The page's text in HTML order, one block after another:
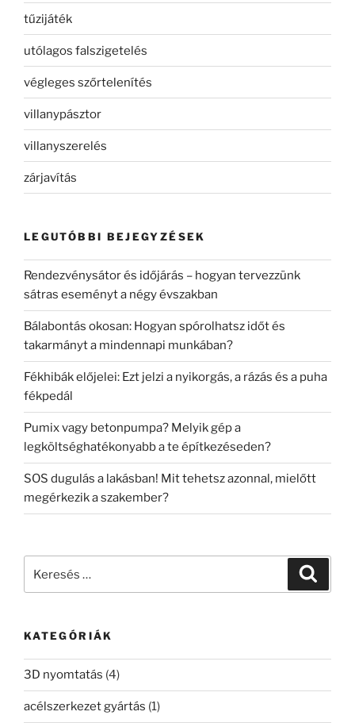
tűzijáték
utólagos falszigetelés
végleges szőrtelenítés
villanypásztor
villanyszerelés
zárjavítás
LEGUTÓBBI BEJEGYZÉSEK
Rendezvénysátor és időjárás – hogyan tervezzünk
sátras eseményt a négy évszakban
Bálabontás okosan: Hogyan spórolhatsz időt és
takarmányt a mindennapi munkában?
Fékhibák előjelei: Ezt jelzi a nyikorgás, a rázás és a puha
fékpedál
Pumix vagy betonpumpa? Melyik gép a
legköltséghatékonyabb a te építkezéseden?
SOS dugulás a lakásban! Mit tehetsz azonnal, mielőtt
megérkezik a szakember?
KATEGÓRIÁK
3D nyomtatás (4)
acélszerkezet gyártás (1)